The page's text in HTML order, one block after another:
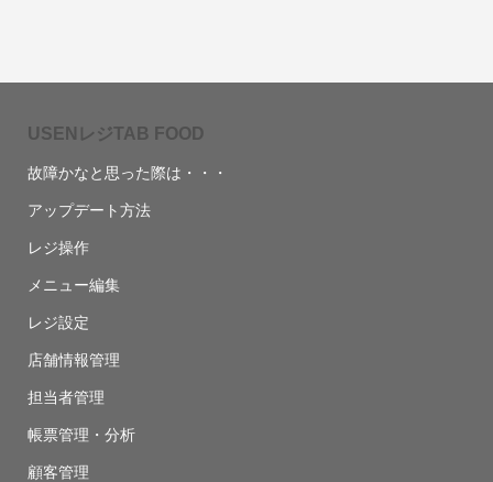
USENレジTAB FOOD
故障かなと思った際は・・・
アップデート方法
レジ操作
メニュー編集
レジ設定
店舗情報管理
担当者管理
帳票管理・分析
顧客管理